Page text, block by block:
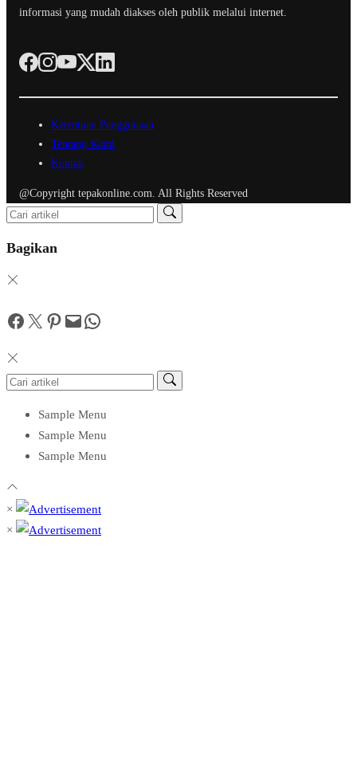
informasi yang mudah diakses oleh publik melalui internet.
Ketentuan Penggunaan
Tentang Kami
Kontak
@Copyright tepakonline.com. All Rights Reserved
Bagikan
Facebook
Twitter
Pinterest
MailWhatsApp
Sample Menu
Sample Menu
Sample Menu
×
×